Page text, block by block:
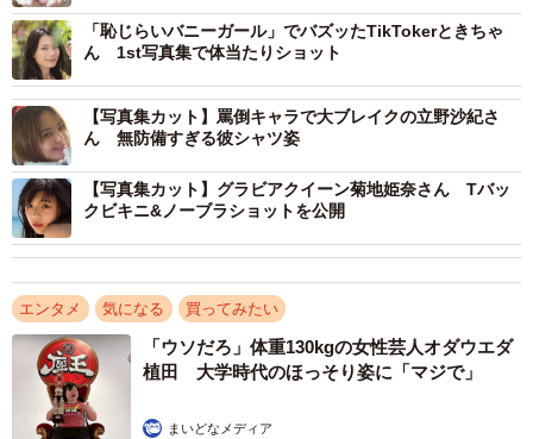
「恥じらいバニーガール」でバズッたTikTokerときちゃ
ん 1st写真集で体当たりショット
【写真集カット】罵倒キャラで大ブレイクの立野沙紀さ
ん 無防備すぎる彼シャツ姿
【写真集カット】グラビアクイーン菊地姫奈さん Tバッ
クビキニ&ノーブラショットを公開
エンタメ 気になる 買ってみたい
「ウソだろ」体重130kgの女性芸人オダウエダ
植田 大学時代のほっそり姿に「マジで」
まいどなメディア